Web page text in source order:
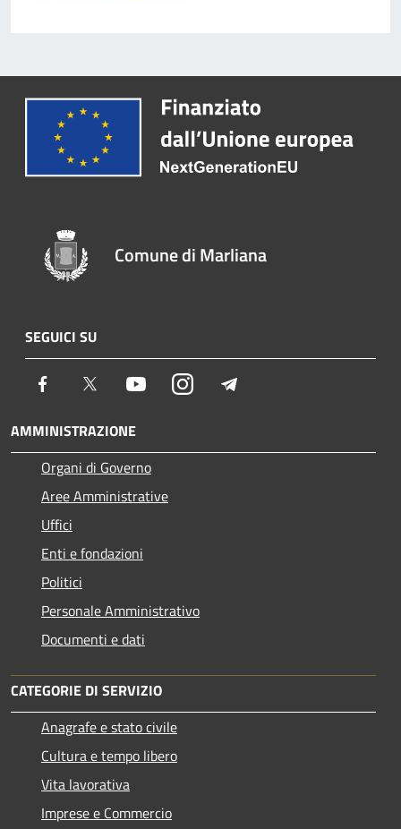
Comune di Marliana
SEGUICI SU
Facebook Twitter YoutubeInstagram
AMMINISTRAZIONE
Organi di Governo
Aree Amministrative
Uffici
Enti e fondazioni
Politici
Personale Amministrativo
Documenti e dati
CATEGORIE DI SERVIZIO
Anagrafe e stato civile
Cultura e tempo libero
Vita lavorativa
Imprese e Commercio